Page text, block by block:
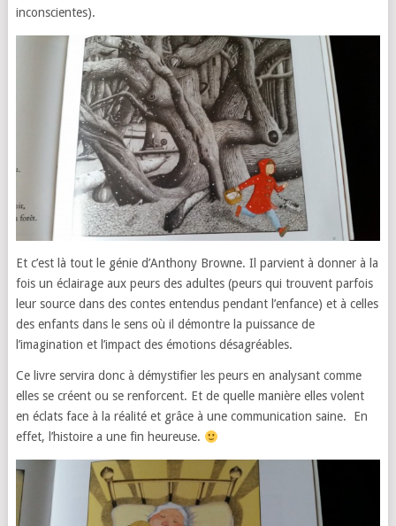
inconscientes).
Et c’est là tout le génie d’Anthony Browne. Il parvient à donner à la
fois un éclairage aux peurs des adultes (peurs qui trouvent parfois
leur source dans des contes entendus pendant l’enfance) et à celles
des enfants dans le sens où il démontre la puissance de
l’imagination et l’impact des émotions désagréables.
Ce livre servira donc à démystifier les peurs en analysant comme
elles se créent ou se renforcent. Et de quelle manière elles volent
en éclats face à la réalité et grâce à une communication saine. En
effet, l’histoire a une fin heureuse.